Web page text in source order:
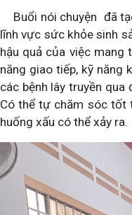
Buổi nói chuyện đã
lĩnh vực sức khỏe sinh
hậu quả của việc mang
năng giao tiếp, kỹ năng
các bệnh lây truyền
Có thể tự chăm sóc tốt
huống xấu có thể xảy ra.